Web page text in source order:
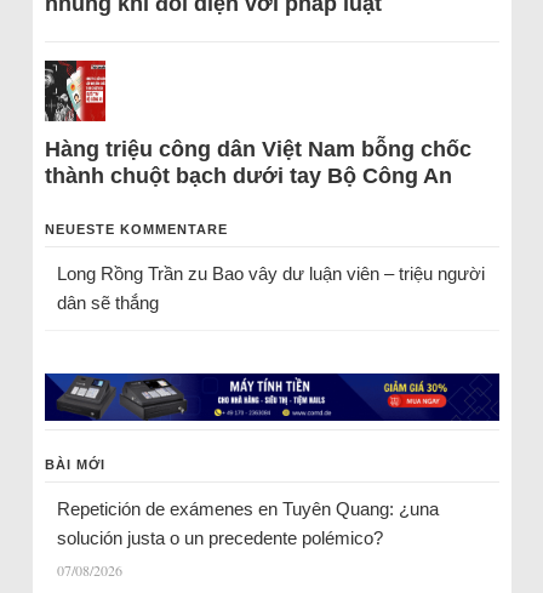
Hàng triệu công dân Việt Nam bỗng chốc
thành chuột bạch dưới tay Bộ Công An
NEUESTE KOMMENTARE
Long Rồng Trầnzu Bao vây dư luận viên – triệu người
dân sẽ thắng
BÀI MỚI
Repetición de exámenes en Tuyên Quang: ¿una
solución justa o un precedente polémico?
07/08/2026